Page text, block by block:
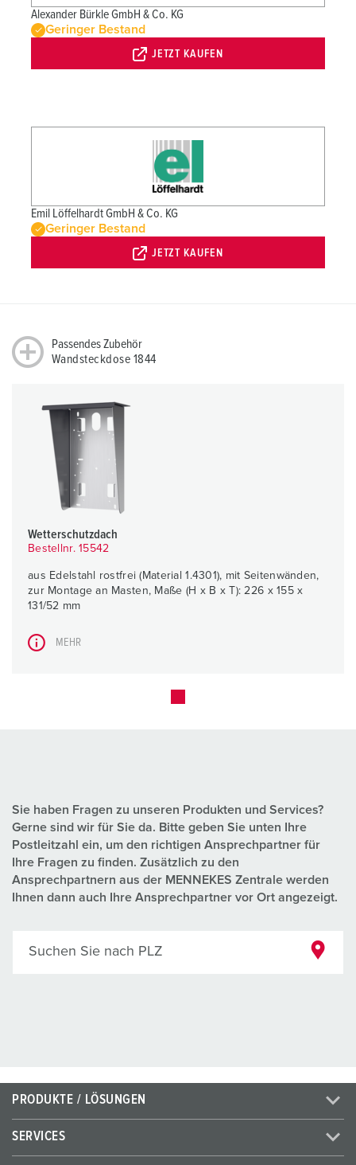
Alexander Bürkle GmbH & Co. KG
Geringer Bestand
JETZT KAUFEN
Emil Löffelhardt GmbH & Co. KG
Geringer Bestand
JETZT KAUFEN
Passendes Zubehör
Wandsteckdose 1844
Wetterschutzdach
Bestellnr. 15542
aus Edelstahl rostfrei (Material 1.4301), mit Seitenwänden,
zur Montage an Masten, Maße (H x B x T): 226 x 155 x
131/52 mm
MEHR
Sie haben Fragen zu unseren Produkten und Services?
Gerne sind wir für Sie da. Bitte geben Sie unten Ihre
Postleitzahl ein, um den richtigen Ansprechpartner für
Ihre Fragen zu finden. Zusätzlich zu den
Ansprechpartnern aus der MENNEKES Zentrale werden
Ihnen dann auch Ihre Ansprechpartner vor Ort angezeigt.
Suchen Sie nach PLZ
PRODUKTE / LÖSUNGEN
SERVICES